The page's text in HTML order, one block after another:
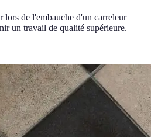
lors de l'embauche d'un carreleur
un travail de qualité supérieure.